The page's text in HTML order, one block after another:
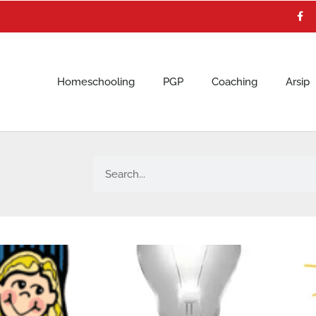
a
c
e
Homeschooling PGP Coaching Arsip